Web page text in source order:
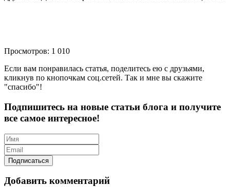
Просмотров: 1 010
Если вам понравилась статья, поделитесь ею с друзьями,
кликнув по кнопочкам соц.сетей. Так и мне вы скажите
"спасибо"!
Подпишитесь на новые статьи блога и получите
все самое интересное!
Добавить комментарий